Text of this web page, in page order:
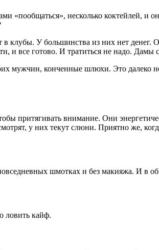
«пообщаться», несколько коктейлей, и
в клубы. У большинства из них нет
и все готово. И тратиться не надо.
мужчин, конченные шлюхи. Это далеко
притягивать внимание. Они
у них текут слюни. Приятно же,
шмотках и без макияжа. И в
ловить кайф.